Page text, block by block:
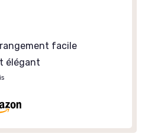
facile
élégant